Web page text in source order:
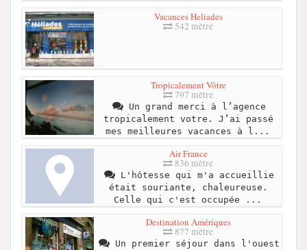
Vacances Heliades
542 mètre
Tropicalement Vôtre
797 mètre
Un grand merci à l’agence
tropicalement votre. J’ai passé
mes meilleures vacances à l...
Air France
836 mètre
L'hôtesse qui m'a accueillie
était souriante, chaleureuse.
Celle qui c'est occupée ...
Destination Amériques
877 mètre
Un premier séjour dans l'ouest